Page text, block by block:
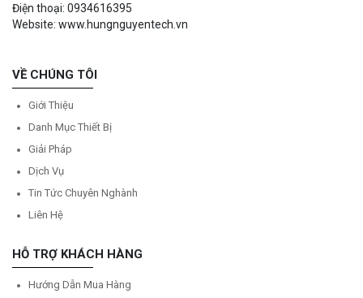
Điện thoại: 0934616395
Website: www.hungnguyentech.vn
VỀ CHÚNG TÔI
Giới Thiệu
Danh Mục Thiết Bị
Giải Pháp
Dịch Vụ
Tin Tức Chuyên Nghành
Liên Hệ
HỖ TRỢ KHÁCH HÀNG
Hướng Dẫn Mua Hàng